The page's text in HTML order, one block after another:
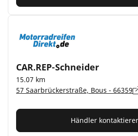
CAR.REP-Schneider
15.07 km
57 Saarbrückerstraße, Bous - 66359
Händler